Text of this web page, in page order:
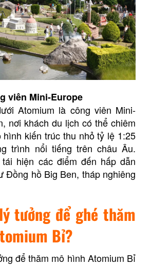
viên Mini-Europe
Atomium là công viên Mini-
nơi khách du lịch có thể chiêm
hình kiến trúc thu nhỏ tỷ lệ 1:25
trình nổi tiếng trên châu Âu.
hiện các điểm đến hấp dẫn
Đồng hồ Big Ben, tháp nghiêng
tưởng để ghé thăm
Bỉ?
để thăm mô hình Atomium Bỉ